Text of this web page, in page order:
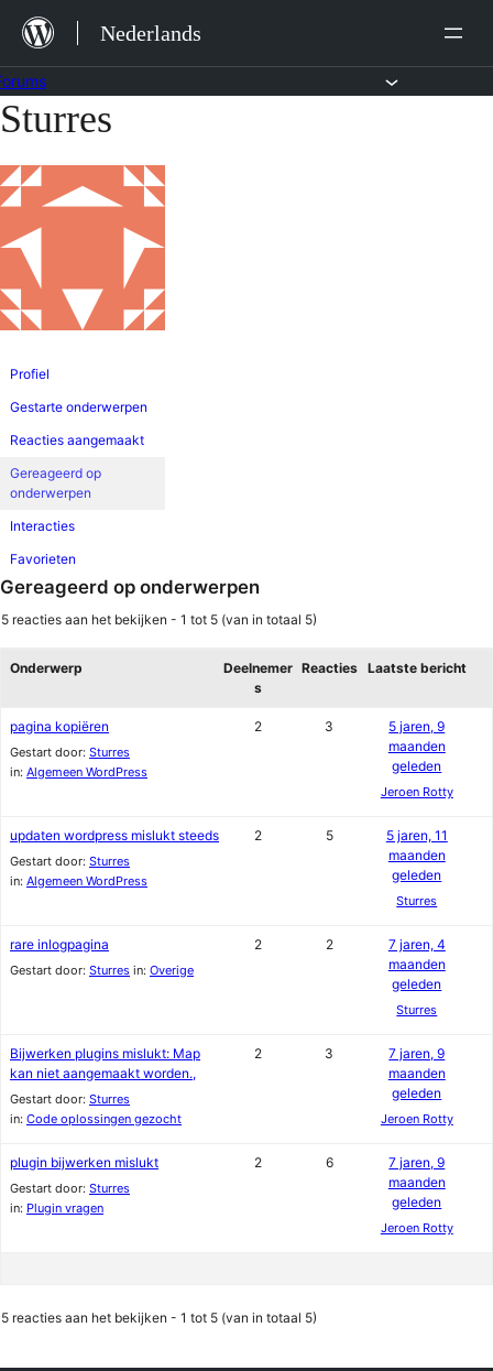
naar
de
inhoud
Nederlands
Ga
de
inhoud
Sturres
Profiel
Gestarte onderwerpen
Reacties aangemaakt
Gereageerd op
onderwerpen
Interacties
Favorieten
Gereageerd op onderwerpen
5 reacties aan het bekijken - 1 tot 5 (van in totaal 5)
Onderwerp
Deelnemer
s
Reacties Laatste bericht
pagina kopiëren
Gestart door: Sturres
in: Algemeen WordPress
2 3
5 jaren, 9
maanden
geleden
Jeroen Rotty
updaten wordpress mislukt steeds
Gestart door: Sturres
in: Algemeen WordPress
2 5
5 jaren, 11
maanden
geleden
Sturres
rare inlogpagina
Gestart door: Sturres in: Overige
2 2
7 jaren, 4
maanden
geleden
Sturres
Bijwerken plugins mislukt: Map
kan niet aangemaakt worden.,
Gestart door: Sturres
in: Code oplossingen gezocht
2 3
7 jaren, 9
maanden
geleden
Jeroen Rotty
plugin bijwerken mislukt
Gestart door: Sturres
in: Plugin vragen
2 6
7 jaren, 9
maanden
geleden
Jeroen Rotty
5 reacties aan het bekijken - 1 tot 5 (van in totaal 5)